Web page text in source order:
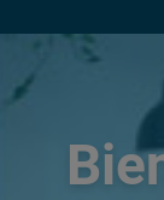
Le forum sera